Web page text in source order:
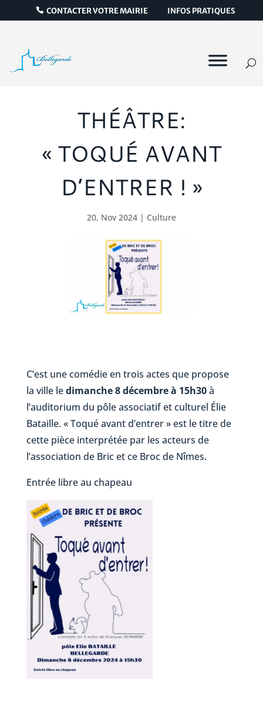
CONTACTER VOTRE MAIRIE INFOS PRATIQUES
THÉÂTRE:
« TOQUÉ AVANT
D’ENTRER ! »
20, Nov 2024| Culture
C’est une comédie en trois actes que propose
la ville ledimanche 8 décembre à 15h30à
l’auditorium du pôle associatif et culturel Élie
Bataille. « Toqué avant d’entrer » est le titre de
cette pièce interprétée par les acteurs de
l’association de Bric et ce Broc de Nîmes.
Entrée libre au chapeau